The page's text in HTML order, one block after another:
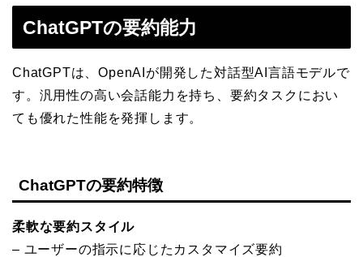
ChatGPTの要約能力
ChatGPTは、OpenAIが開発した対話型AI言語モデルで
す。汎用性の高い会話能力を持ち、要約タスクにおい
ても優れた性能を発揮します。
ChatGPTの要約特徴
柔軟な要約スタイル
– ユーザーの指示に応じたカスタマイズ要約